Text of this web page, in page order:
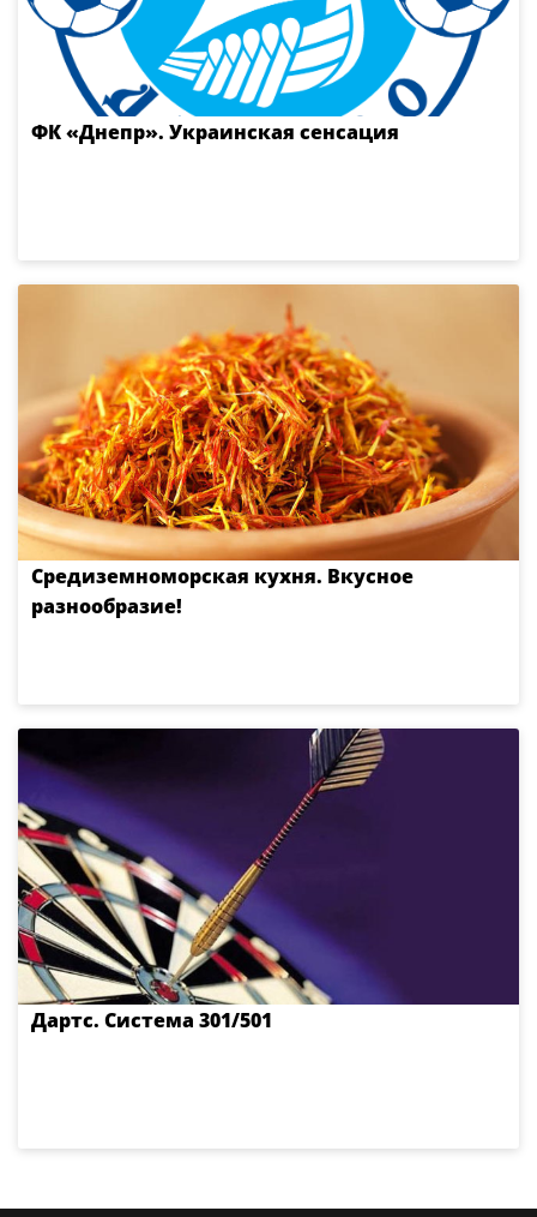
ФК «Днепр». Украинская сенсация
Средиземноморская кухня. Вкусное
разнообразие!
Дартс. Система 301/501